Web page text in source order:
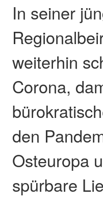
In seiner
weiterhin
Corona,
den
Osteuropa
spürbare